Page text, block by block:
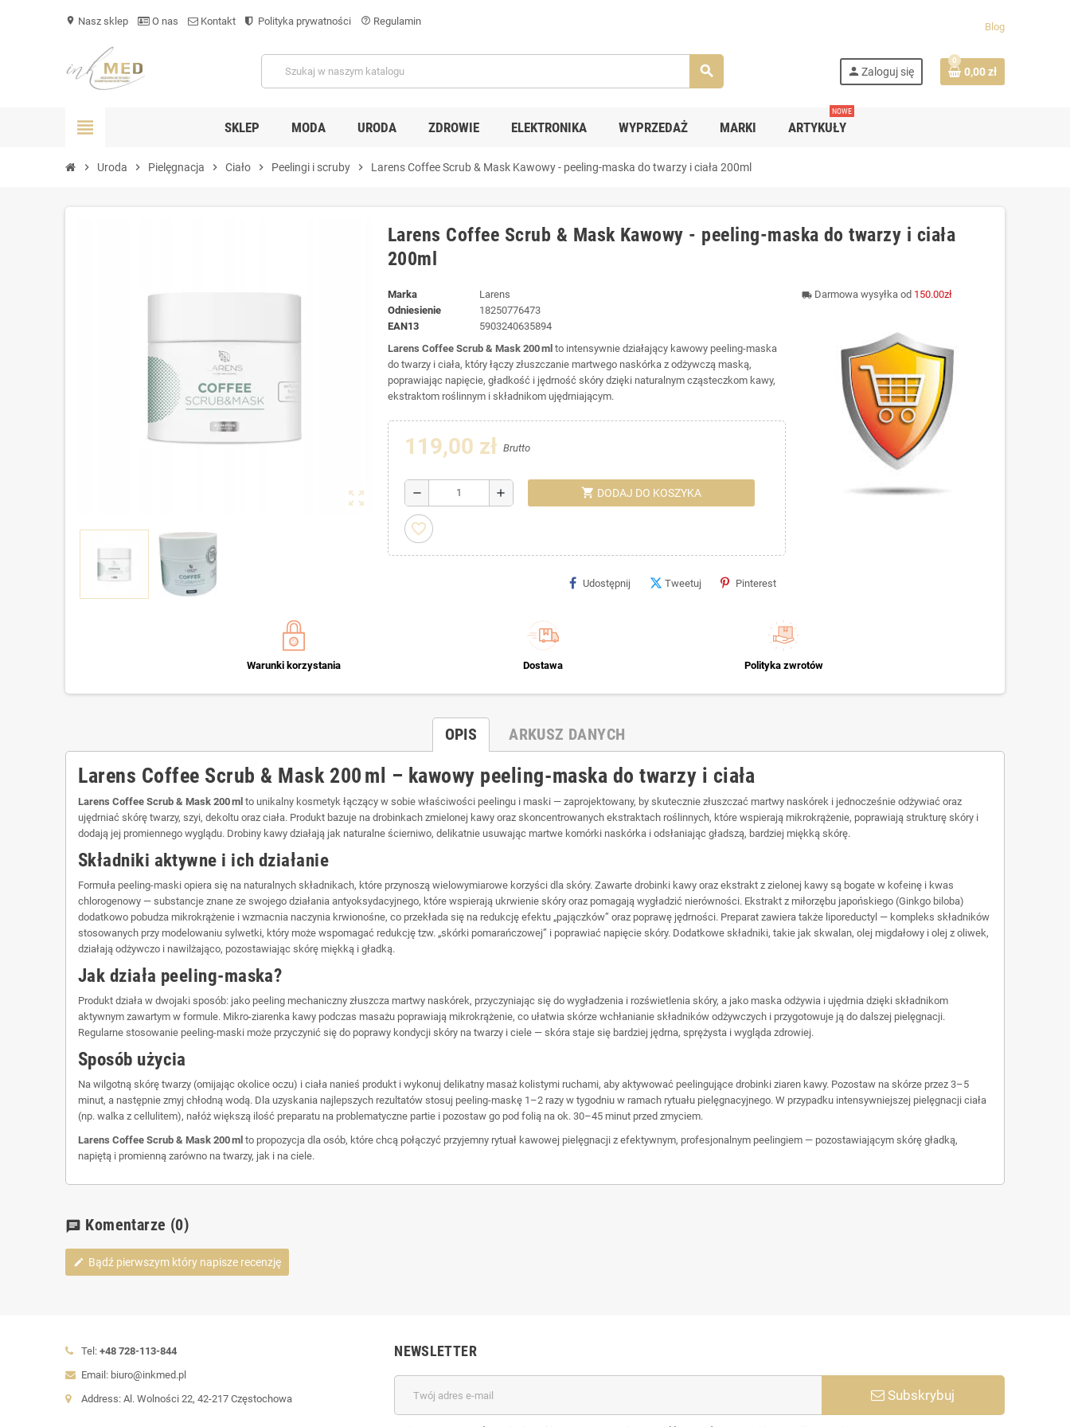
location_on Nasz sklep O nas Kontakt Polityka prywatności help_outline Regulamin Blog
search person Zaloguj się
0
0,00 zł
view_headline SKLEP MODA URODA ZDROWIE ELEKTRONIKA WYPRZEDAŻ MARKI ARTYKUŁY
NOWE
chevron_right Uroda chevron_right Pielęgnacja chevron_right Ciało chevron_right Peelingi i scruby chevron_right Larens Coffee Scrub & Mask Kawowy - peeling-maska do twarzy i ciała 200ml
zoom_out_map
Larens Coffee Scrub & Mask Kawowy - peeling-maska do twarzy i ciała
200ml
Marka
Larens
Odniesienie
18250776473
EAN13
5903240635894
Larens Coffee Scrub & Mask 200 ml to intensywnie działający kawowy peeling‑maska
do twarzy i ciała, który łączy złuszczanie martwego naskórka z odżywczą maską,
poprawiając napięcie, gładkość i jędrność skóry dzięki naturalnym cząsteczkom kawy,
ekstraktom roślinnym i składnikom ujędrniającym.
119,00 zł Brutto
remove add shopping_cart DODAJ DO KOSZYKA
favorite_border
Udostępnij Tweetuj Pinterest
local_shippingDarmowa wysyłka od 150.00zł
Warunki korzystania Dostawa Polityka zwrotów
OPIS ARKUSZ DANYCH
Larens Coffee Scrub & Mask 200 ml – kawowy peeling‑maska do twarzy i ciała
Larens Coffee Scrub & Mask 200 ml to unikalny kosmetyk łączący w sobie właściwości peelingu i maski — zaprojektowany, by skutecznie złuszczać martwy naskórek i jednocześnie odżywiać oraz
ujędrniać skórę twarzy, szyi, dekoltu oraz ciała. Produkt bazuje na drobinkach zmielonej kawy oraz skoncentrowanych ekstraktach roślinnych, które wspierają mikrokrążenie, poprawiają strukturę skóry i
dodają jej promiennego wyglądu. Drobiny kawy działają jak naturalne ścierniwo, delikatnie usuwając martwe komórki naskórka i odsłaniając gładszą, bardziej miękką skórę.
Składniki aktywne i ich działanie
Formuła peeling‑maski opiera się na naturalnych składnikach, które przynoszą wielowymiarowe korzyści dla skóry. Zawarte drobinki kawy oraz ekstrakt z zielonej kawy są bogate w kofeinę i kwas
chlorogenowy — substancje znane ze swojego działania antyoksydacyjnego, które wspierają ukrwienie skóry oraz pomagają wygładzić nierówności. Ekstrakt z miłorzębu japońskiego (Ginkgo biloba)
dodatkowo pobudza mikrokrążenie i wzmacnia naczynia krwionośne, co przekłada się na redukcję efektu „pajączków” oraz poprawę jędrności. Preparat zawiera także liporeductyl — kompleks składników
stosowanych przy modelowaniu sylwetki, który może wspomagać redukcję tzw. „skórki pomarańczowej” i poprawiać napięcie skóry. Dodatkowe składniki, takie jak skwalan, olej migdałowy i olej z oliwek,
działają odżywczo i nawilżająco, pozostawiając skórę miękką i gładką.
Jak działa peeling‑maska?
Produkt działa w dwojaki sposób: jako peeling mechaniczny złuszcza martwy naskórek, przyczyniając się do wygładzenia i rozświetlenia skóry, a jako maska odżywia i ujędrnia dzięki składnikom
aktywnym zawartym w formule. Mikro‑ziarenka kawy podczas masażu poprawiają mikrokrążenie, co ułatwia skórze wchłanianie składników odżywczych i przygotowuje ją do dalszej pielęgnacji.
Regularne stosowanie peeling‑maski może przyczynić się do poprawy kondycji skóry na twarzy i ciele — skóra staje się bardziej jędrna, sprężysta i wygląda zdrowiej.
Sposób użycia
Na wilgotną skórę twarzy (omijając okolice oczu) i ciała nanieś produkt i wykonuj delikatny masaż kolistymi ruchami, aby aktywować peelingujące drobinki ziaren kawy. Pozostaw na skórze przez 3–5
minut, a następnie zmyj chłodną wodą. Dla uzyskania najlepszych rezultatów stosuj peeling‑maskę 1–2 razy w tygodniu w ramach rytuału pielęgnacyjnego. W przypadku intensywniejszej pielęgnacji ciała
(np. walka z cellulitem), nałóż większą ilość preparatu na problematyczne partie i pozostaw go pod folią na ok. 30–45 minut przed zmyciem.
Larens Coffee Scrub & Mask 200 ml to propozycja dla osób, które chcą połączyć przyjemny rytuał kawowej pielęgnacji z efektywnym, profesjonalnym peelingiem — pozostawiającym skórę gładką,
napiętą i promienną zarówno na twarzy, jak i na ciele.
chat Komentarze (0)
edit Bądź pierwszym który napisze recenzję
Tel: +48 728-113-844
Email: biuro@inkmed.pl
Address: Al. Wolności 22, 42-217 Częstochowa
NEWSLETTER
Subskrybuj